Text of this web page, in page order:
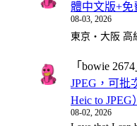
體中文版+免
08-03, 2026
東京・大阪
「 bowie 2674
JPEG，可批
Heic to JPEG）
08-02, 2026